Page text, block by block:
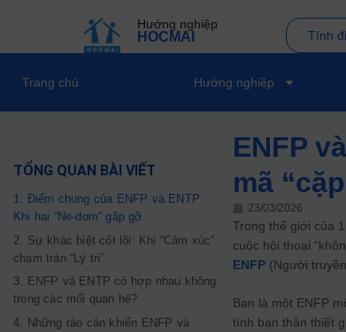
Hướng nghiệp
HOCMAI Tính
Trang chủ Hướng nghiệp
TỔNG QUAN BÀI VIẾT
1. Điểm chung của ENFP và ENTP:
Khi hai “Ne-dom” gặp gỡ
2. Sự khác biệt cốt lõi: Khi “Cảm xúc”
chạm trán “Lý trí”
3. ENFP và ENTP có hợp nhau không
trong các mối quan hệ?
4. Những rào cản khiến ENFP và
ENFP
mã
23/03/2026
Trong thế giới của
cuộc hội thoại
ENFP (Người
Bạn là một ENFP
tình bạn thân thiết